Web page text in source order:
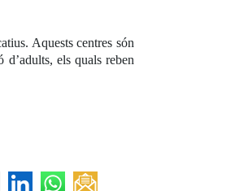
Aquests centres són
d’adults, els quals reben